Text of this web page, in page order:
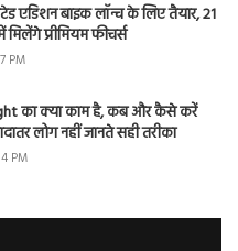
एडिशन बाइक लॉन्च के लिए तैयार, 21
प्रीमियम फीचर्स
PM
का क्या काम है, कब और कैसे करें
लोग नहीं जानते सही तरीका
PM